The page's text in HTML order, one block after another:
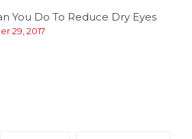
You Do To Reduce Dry Eyes
29, 2017